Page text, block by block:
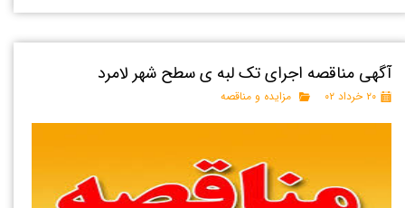
آگهی مناقصه اجرای تک لبه ی سطح شهر لامرد
۲۰ خرداد ۰۲ مزایده و مناقصه